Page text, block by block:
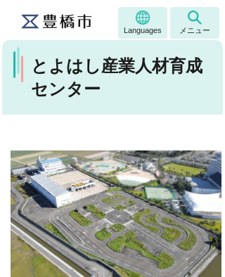
Languages メニュー
とよはし産業人材育成
センター